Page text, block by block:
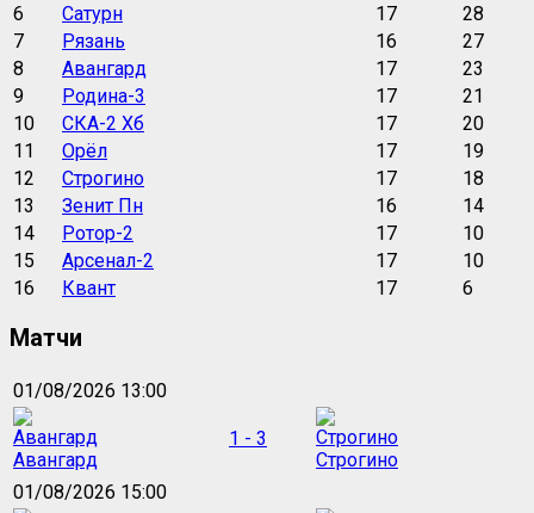
6
Сатурн 17
28
7
Рязань 16
27
8
Авангард 17
23
9
Родина-3 17
21
10
СКА-2 Хб 17
20
11
Орёл 17
19
12
Строгино 17
18
13
Зенит Пн 16
14
14
Ротор-2 17
10
15
Арсенал-2 17
10
16
Квант 17 6
Матчи
01/08/2026 13:00
Авангард
1 - 3
Строгино
01/08/2026 15:00